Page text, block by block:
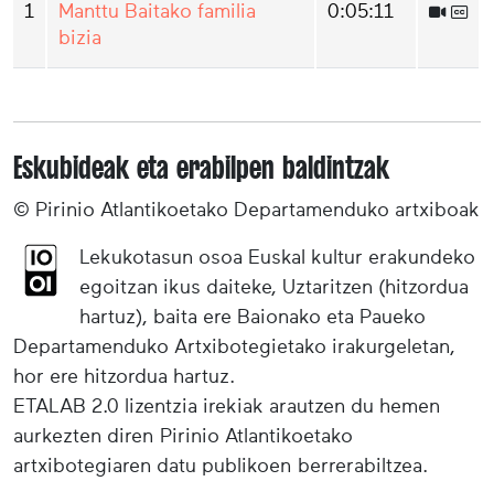
1
Manttu Baitako familia
bizia
0:05:11
Eskubideak eta erabilpen baldintzak
© Pirinio Atlantikoetako Departamenduko artxiboak
Lekukotasun osoa Euskal kultur erakundeko
egoitzan ikus daiteke, Uztaritzen (hitzordua
hartuz), baita ere Baionako eta Paueko
Departamenduko Artxibotegietako irakurgeletan,
hor ere hitzordua hartuz.
ETALAB 2.0 lizentzia irekiak arautzen du hemen
aurkezten diren Pirinio Atlantikoetako
artxibotegiaren datu publikoen berrerabiltzea.